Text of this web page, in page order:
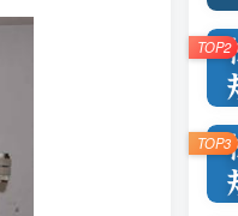
TOP2
TOP3
TOP2
TOP3